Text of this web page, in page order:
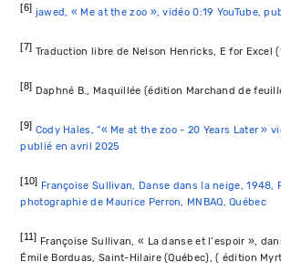
[6] jawed, « Me at the zoo », vidéo 0:19 YouTube,
[7] Traduction libre de Nelson Henricks, E for Excel
[8] Daphné B., Maquillée (édition Marchand de
[9] Cody Hales, “« Me at the zoo - 20 Years Later »
publié en avril 2025
[10] Françoise Sullivan, Danse dans la neige, 1948,
photographie de Maurice Perron, MNBAQ, Québec
[11] Françoise Sullivan, « La danse et l’espoir »,
Émile Borduas, Saint-Hilaire (Québec), ( édition